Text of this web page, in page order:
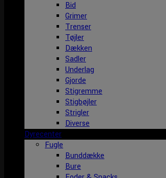
Bid
Grimer
Trenser
Tøjler
Dækken
Sadler
Underlag
Gjorde
Stigremme
Stigbøjler
Strigler
Diverse
Dyrecenter
Fugle
Bunddække
Bure